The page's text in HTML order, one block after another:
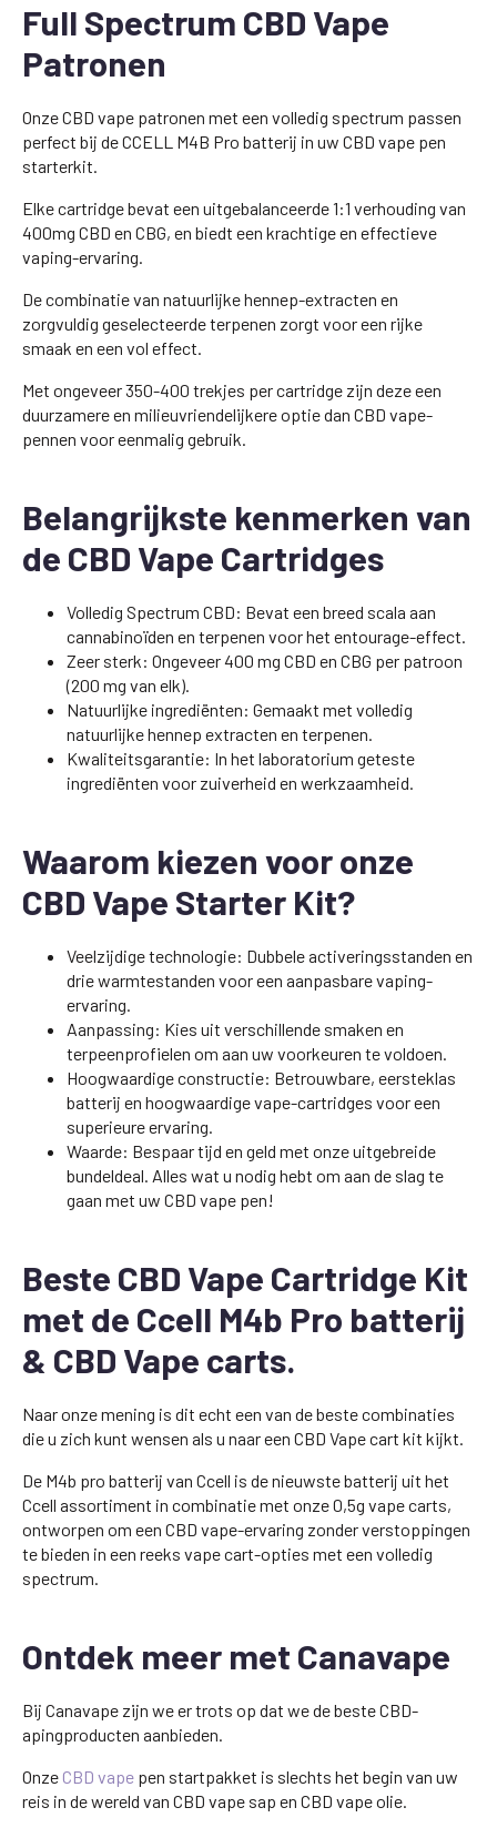
Full Spectrum CBD Vape
Patronen
Onze CBD vape patronen met een volledig spectrum passen
perfect bij de CCELL M4B Pro batterij in uw CBD vape pen
starterkit.
Elke cartridge bevat een uitgebalanceerde 1:1 verhouding van
400mg CBD en CBG, en biedt een krachtige en effectieve
vaping-ervaring.
De combinatie van natuurlijke hennep-extracten en
zorgvuldig geselecteerde terpenen zorgt voor een rijke
smaak en een vol effect.
Met ongeveer 350-400 trekjes per cartridge zijn deze een
duurzamere en milieuvriendelijkere optie dan CBD vape-
pennen voor eenmalig gebruik.
Belangrijkste kenmerken van
de CBD Vape Cartridges
Volledig Spectrum CBD: Bevat een breed scala aan
cannabinoïden en terpenen voor het entourage-effect.
Zeer sterk: Ongeveer 400 mg CBD en CBG per patroon
(200 mg van elk).
Natuurlijke ingrediënten: Gemaakt met volledig
natuurlijke hennep extracten en terpenen.
Kwaliteitsgarantie: In het laboratorium geteste
ingrediënten voor zuiverheid en werkzaamheid.
Waarom kiezen voor onze
CBD Vape Starter Kit?
Veelzijdige technologie: Dubbele activeringsstanden en
drie warmtestanden voor een aanpasbare vaping-
ervaring.
Aanpassing: Kies uit verschillende smaken en
terpeenprofielen om aan uw voorkeuren te voldoen.
Hoogwaardige constructie: Betrouwbare, eersteklas
batterij en hoogwaardige vape-cartridges voor een
superieure ervaring.
Waarde: Bespaar tijd en geld met onze uitgebreide
bundeldeal. Alles wat u nodig hebt om aan de slag te
gaan met uw CBD vape pen!
Beste CBD Vape Cartridge Kit
met de Ccell M4b Pro batterij
& CBD Vape carts.
Naar onze mening is dit echt een van de beste combinaties
die u zich kunt wensen als u naar een CBD Vape cart kit kijkt.
De M4b pro batterij van Ccell is de nieuwste batterij uit het
Ccell assortiment in combinatie met onze 0,5g vape carts,
ontworpen om een CBD vape-ervaring zonder verstoppingen
te bieden in een reeks vape cart-opties met een volledig
spectrum.
Ontdek meer met Canavape
Bij Canavape zijn we er trots op dat we de beste CBD-
apingproducten aanbieden.
Onze CBD vape pen startpakket is slechts het begin van uw
reis in de wereld van CBD vape sap en CBD vape olie.